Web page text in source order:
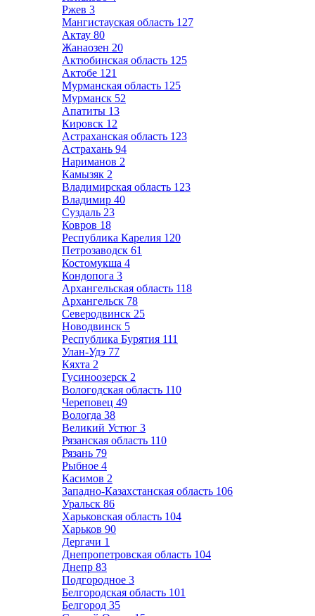
Ржев 3
Мангистауская область 127
Актау 80
Жанаозен 20
Актюбинская область 125
Актобе 121
Мурманская область 125
Мурманск 52
Апатиты 13
Кировск 12
Астраханская область 123
Астрахань 94
Нариманов 2
Камызяк 2
Владимирская область 123
Владимир 40
Суздаль 23
Ковров 18
Республика Карелия 120
Петрозаводск 61
Костомукша 4
Кондопога 3
Архангельская область 118
Архангельск 78
Северодвинск 25
Новодвинск 5
Республика Бурятия 111
Улан-Удэ 77
Кяхта 2
Гусиноозерск 2
Вологодская область 110
Череповец 49
Вологда 38
Великий Устюг 3
Рязанская область 110
Рязань 79
Рыбное 4
Касимов 2
Западно-Казахстанская область 106
Уральск 86
Харьковская область 104
Харьков 90
Дергачи 1
Днепропетровская область 104
Днепр 83
Подгородное 3
Белгородская область 101
Белгород 35